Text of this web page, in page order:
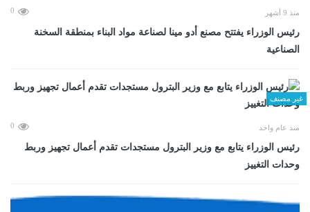
منذ 9 أشهر 0
رئيس الوزراء يفتتح مصنع أدو مينا لصناعة مواد البناء بمنطقة السخنة
الصناعية
غير مصنف
منذ عام واحد 0
رئيس الوزراء يتابع مع وزير البترول مستجدات تقدم أعمال تجهيز وربط
وحدات التغييز